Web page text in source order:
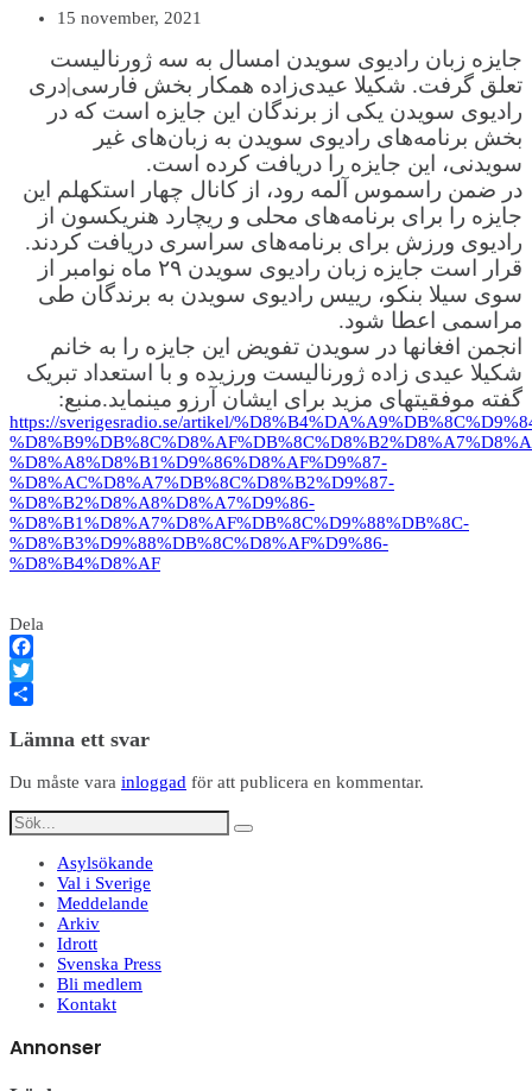
15 november, 2021
جایزه زبان رادیوی سویدن امسال به سه ژورنالیست
تعلق گرفت. شکیلا عیدی‌زاده همکار بخش فارسی|دری
رادیوی سویدن یکی از برندگان این جایزه است که در
بخش برنامه‌های رادیوی سویدن به زبان‌های غیر
سویدنی، این جایزه را دریافت کرده است.
در ضمن راسموس آلمه رود، از کانال چهار استکهلم این
جایزه را برای برنامه‌های محلی و ریچارد هنریکسون از
رادیوی ورزش برای برنامه‌های سراسری دریافت کردند.
قرار است جایزه زبان رادیوی سویدن ۲۹ ماه نوامبر از
سوی سیلا بنکو، رییس رادیوی سویدن به برندگان طی
مراسمی اعطا شود.
انجمن افغانها در سویدن تفویض این جایزه را به خانم
شکیلا عیدی زاده ژورنالیست ورزیده و با استعداد تبریک
گفته موفقیتهای مزید برای ایشان آرزو مینماید.منبع:
https://sverigesradio.se/artikel/
%D8%A8%D8%B1%D9%86%D8%AF%D9%87-
%D8%AC%D8%A7%DB%8C%D8%B2%D9%87-
%D8%B2%D8%A8%D8%A7%D9%86-
%D8%B1%D8%A7%D8%AF%DB%8C%D9%88%DB%8C-
%D8%B3%D9%88%DB%8C%D8%AF%D9%86-
%D8%B4%D8%AF
Dela
Facebook
Twitter
Lämna ett svar
Du måste vara inloggad för att publicera en kommentar.
Asylsökande
Val i Sverige
Meddelande
Arkiv
Idrott
Svenska Press
Bli medlem
Kontakt
Annonser